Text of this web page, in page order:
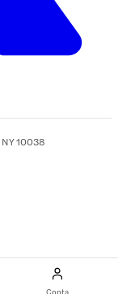
Conta
10038